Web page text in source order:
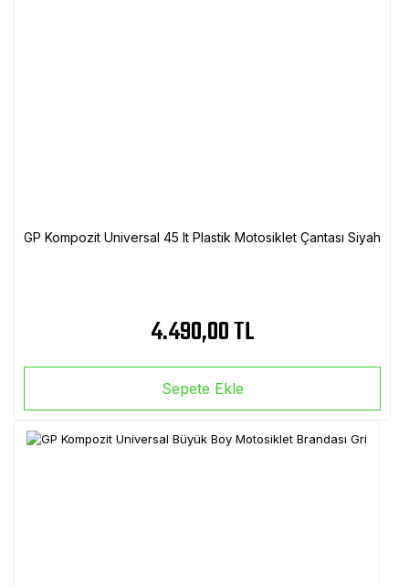
GP Kompozit Universal 45 lt Plastik Motosiklet Çantası Siyah
4.490,00 TL
Sepete Ekle